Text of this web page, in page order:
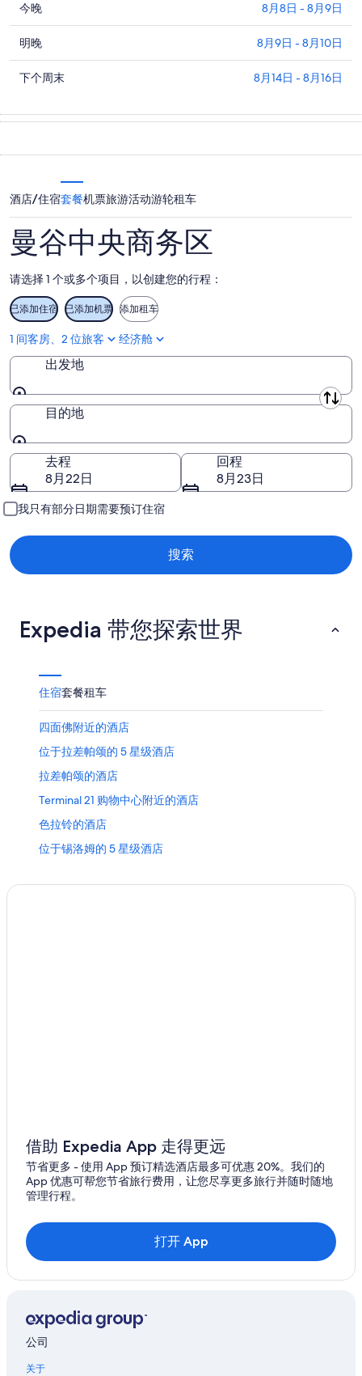
查
看
曼
谷
中
商
区
的
价
格，
入
住
日
期
8
日
8
月
日
今晚 8月8日 - 8月9日
查
看
曼
中
明
晚
的
价
格，
入
住
日
期
月
日
-
月
10
日
明晚 8月9日 - 8月10日
查
曼
务
区
下
周
末
价
格，
入
住
期
8
月
日
-
8
月
日
下个周末 8月14日 - 8月16日
酒店/住宿套餐机票旅游活动游轮租车
曼谷中央商务区
请选择 1 个或多个项目，以创建您的行程：
已添加住宿 已添加机票 添加租车
1 间客房、2 位旅客 经济舱
出发地
出发地
目的地
目的地
去程
8月22日
回程
8月23日
我只有部分日期需要预订住宿
搜索
Expedia 带您探索世界
住宿套餐租车
四面佛附近的酒店
位于拉差帕颂的 5 星级酒店
拉差帕颂的酒店
Terminal 21 购物中心附近的酒店
色拉铃的酒店
位于锡洛姆的 5 星级酒店
暹逻百丽宫购物中心附近的酒店
Emsphere购物中心附近的酒店
阿索克的酒店
素坤逸站附近的酒店
位于通罗的精品酒店
位于通罗的豪华酒店
借助 Expedia App 走得更远
节省更多 - 使用 App 预订精选酒店最多可优惠 20%。我们的
App 优惠可帮您节省旅行费用，让您尽享更多旅行并随时随地
管理行程。
打开 App
公司
关于